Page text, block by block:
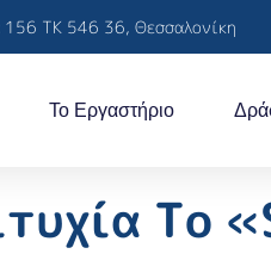
156 ΤΚ 546 36, Θεσσαλονίκη
Το Εργαστήριο
Το